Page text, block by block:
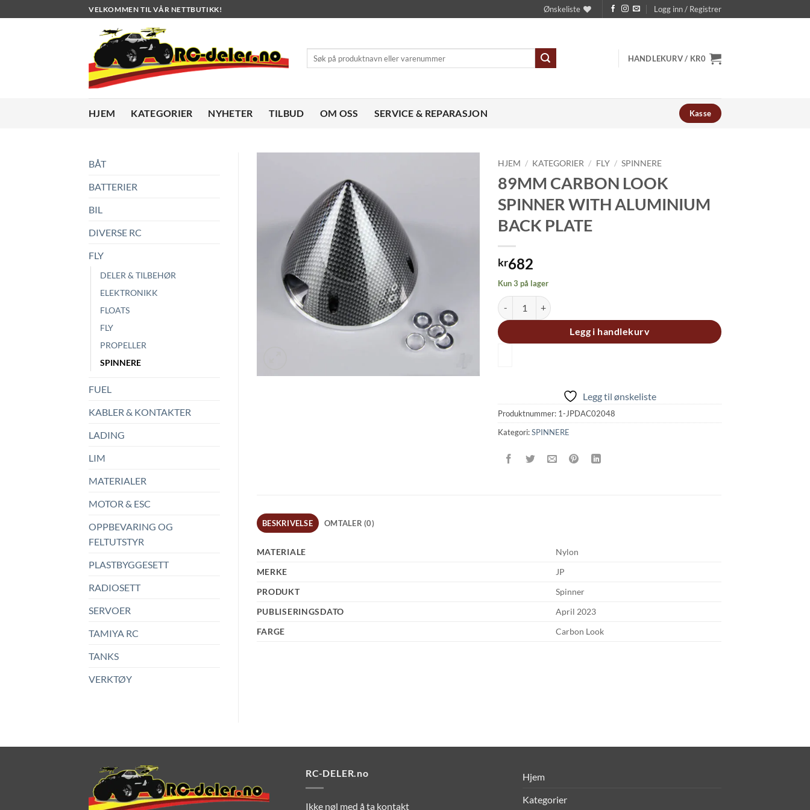
to
VELKOMMEN TIL VÅR NETTBUTIKK! Ønskeliste Logg inn / Registrer
etter:
HANDLEKURV / KR0
HJEM KATEGORIER NYHETER TILBUD OM OSS SERVICE & REPARASJON Kasse
BÅT
BATTERIER
BIL
DIVERSE RC
FLY
DELER & TILBEHØR
ELEKTRONIKK
FLOATS
FLY
PROPELLER
SPINNERE
FUEL
KABLER & KONTAKTER
LADING
LIM
MATERIALER
MOTOR & ESC
OPPBEVARING OG
FELTUTSTYR
PLASTBYGGESETT
RADIOSETT
SERVOER
TAMIYA RC
TANKS
VERKTØY
HJEM / KATEGORIER / FLY / SPINNERE
89MM CARBON LOOK
SPINNER WITH ALUMINIUM
BACK PLATE
kr682
Kun 3 på lager
89MM CARBON LOOK SPINNER WITH ALUMINIUM BACK PLATE antall
Legg i handlekurv
Legg til ønskeliste
Produktnummer: 1-JPDAC02048
Kategori:SPINNERE
BESKRIVELSE OMTALER (0)
MATERIALE
Nylon
MERKE
JP
PRODUKT
Spinner
PUBLISERINGSDATO
April 2023
FARGE
Carbon Look
RC-DELER.no
Ikke nøl med å ta kontakt
Hjem
Kategorier